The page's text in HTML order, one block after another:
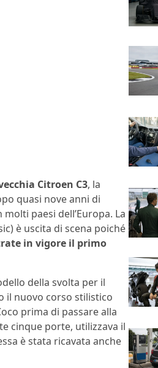
Citroen C3, la
quasi nove anni di
paesi dell’Europa. La
è uscita di scena poiché
in vigore il primo
della svolta per il
il nuovo corso stilistico
prima di passare alla
cinque porte, utilizzava il
è stata ricavata anche